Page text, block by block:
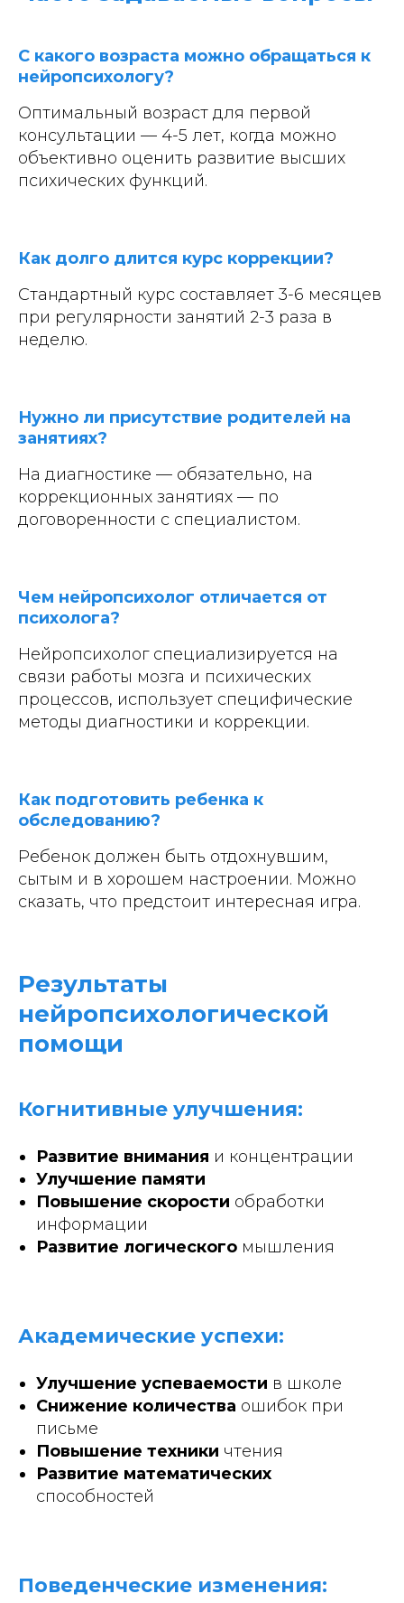
С какого возраста можно обращаться к
нейропсихологу?
Оптимальный возраст для первой
консультации — 4-5 лет, когда можно
объективно оценить развитие высших
психических функций.
Как долго длится курс коррекции?
Стандартный курс составляет 3-6 месяцев
при регулярности занятий 2-3 раза в
неделю.
Нужно ли присутствие родителей на
занятиях?
На диагностике — обязательно, на
коррекционных занятиях — по
договоренности с специалистом.
Чем нейропсихолог отличается от
психолога?
Нейропсихолог специализируется на
связи работы мозга и психических
процессов, использует специфические
методы диагностики и коррекции.
Как подготовить ребенка к
обследованию?
Ребенок должен быть отдохнувшим,
сытым и в хорошем настроении. Можно
сказать, что предстоит интересная игра.
Результаты
нейропсихологической
помощи
Когнитивные улучшения:
Развитие внимания и концентрации
Улучшение памяти
Повышение скорости обработки
информации
Развитие логического мышления
Академические успехи:
Улучшение успеваемости в школе
Снижение количества ошибок при
письме
Повышение техники чтения
Развитие математических
способностей
Поведенческие изменения: